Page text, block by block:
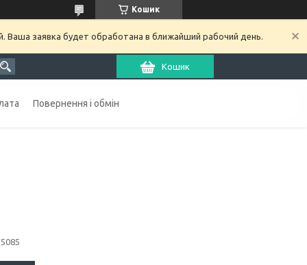
Кошик
Ваша заявка будет обработана в ближайший рабочий день.
Кошик
Повернення і обмін